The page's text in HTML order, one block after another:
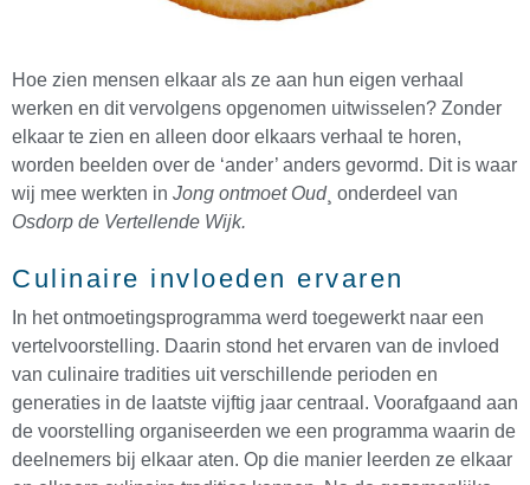
Hoe zien mensen elkaar als ze aan hun eigen verhaal
werken en dit vervolgens opgenomen uitwisselen? Zonder
elkaar te zien en alleen door elkaars verhaal te horen,
worden beelden over de ‘ander’ anders gevormd. Dit is waar
wij mee werkten in Jong ontmoet Oud¸ onderdeel van
Osdorp de Vertellende Wijk.
Culinaire invloeden ervaren
In het ontmoetingsprogramma werd toegewerkt naar een
vertelvoorstelling. Daarin stond het ervaren van de invloed
van culinaire tradities uit verschillende perioden en
generaties in de laatste vijftig jaar centraal. Voorafgaand aan
de voorstelling organiseerden we een programma waarin de
deelnemers bij elkaar aten. Op die manier leerden ze elkaar